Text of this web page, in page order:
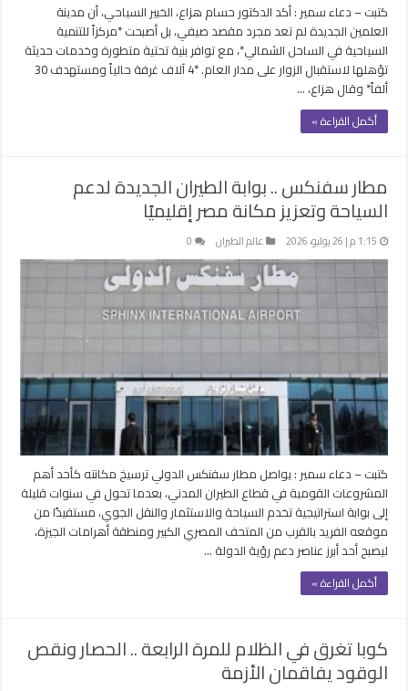
كتبت – دعاء سمير : أكد الدكتور حسام هزاع، الخبير السياحي، أن مدينة
العلمين الجديدة لم تعد مجرد مقصد صيفي، بل أصبحت *مركزاً للتنمية
السياحية في الساحل الشمالي*، مع توافر بنية تحتية متطورة وخدمات حديثة
تؤهلها لاستقبال الزوار على مدار العام. *4 آلاف غرفة حالياً ومستهدف 30
ألفاً* وقال هزاع، …
أكمل القراءة »
مطار سفنكس .. بوابة الطيران الجديدة لدعم
السياحة وتعزيز مكانة مصر إقليميًا
1:15 م | 26 يوليو، 2026 عالم الطيران 0
كتبت – دعاء سمير : يواصل مطار سفنكس الدولي ترسيخ مكانته كأحد أهم
المشروعات القومية في قطاع الطيران المدني، بعدما تحول في سنوات قليلة
إلى بوابة استراتيجية تخدم السياحة والاستثمار والنقل الجوي، مستفيدًا من
موقعه الفريد بالقرب من المتحف المصري الكبير ومنطقة أهرامات الجيزة،
ليصبح أحد أبرز عناصر دعم رؤية الدولة …
أكمل القراءة »
كوبا تغرق في الظلام للمرة الرابعة .. الحصار ونقص
الوقود يفاقمان الأزمة